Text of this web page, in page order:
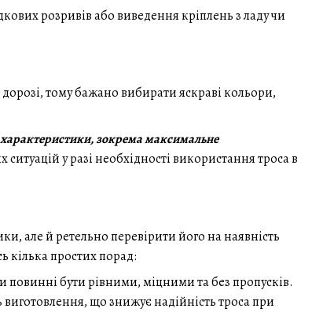
розривів або виведення кріплень з ладу чи
тому бажано вибирати яскраві кольори,
зокрема максимальне
у разі необхідності використання троса в
але й ретельно перевірити його на наявність
кілька простих порад:
повинні бути рівними, міцними та без пропусків.
що знижує надійність троса при